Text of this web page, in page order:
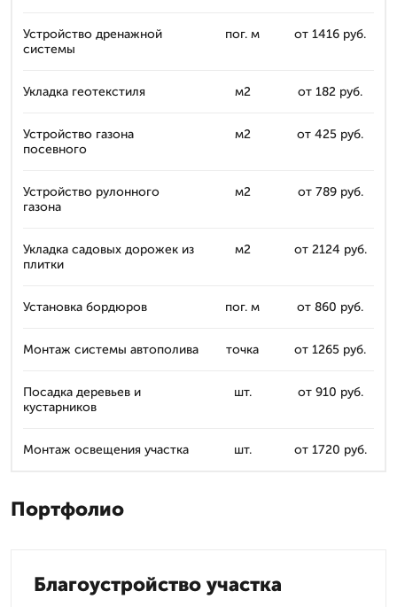
Устройство дренажной
системы
пог. м от 1416 руб.
Укладка геотекстиля м2 от 182 руб.
Устройство газона
посевного
м2 от 425 руб.
Устройство рулонного
газона
м2 от 789 руб.
Укладка садовых дорожек из
плитки
м2 от 2124 руб.
Установка бордюров пог. м от 860 руб.
Монтаж системы автополива точка от 1265 руб.
Посадка деревьев и
кустарников
шт. от 910 руб.
Монтаж освещения участка шт. от 1720 руб.
Портфолио
Благоустройство участка